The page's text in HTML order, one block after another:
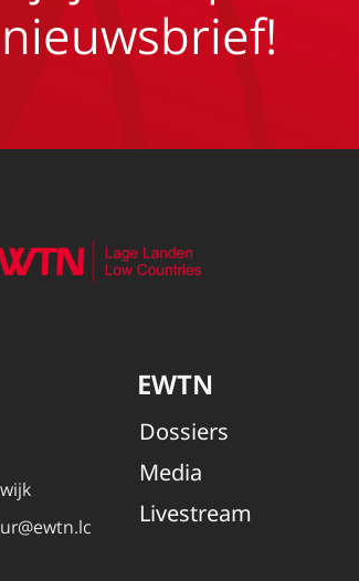
nieuwsbrief!
EWTN
Dossiers
Media
Livestream